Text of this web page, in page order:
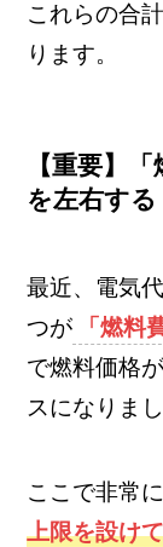
これらの合
ります。
【重要】
を左右する
最近、電気
つが
「燃料
で燃料価格
スになりまし
ここで非常
上限を設け